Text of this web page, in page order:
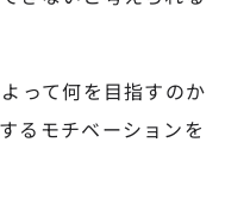
って何を目指すのか
るモチベーションを